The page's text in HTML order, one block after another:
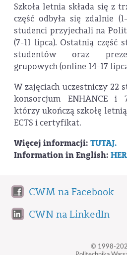
Szkoła letnia składa się z
część odbyła się zdalnie
studenci przyjechali na
(7-11 lipca). Ostatnią część
studentów oraz
grupowych (online 14-17
W zajęciach uczestniczy 22
konsorcjum ENHANCE i
którzy ukończą szkołę
ECTS i certyfikat.
Więcej informacji: TUTAJ.
Information in English:
CWM na Facebook
CWN na LinkedIn
© 1998-